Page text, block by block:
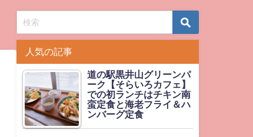
人気の記事
道の駅黒井山グリーンパ
ーク【そらいろカフェ】
での初ランチはチキン南
蛮定食と海老フライ＆ハ
ンバーグ定食